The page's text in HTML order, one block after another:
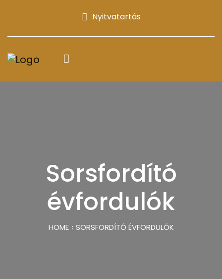
Nyitvatartás
Sorsfordító
évfordulók
HOME SORSFORDÍTÓ ÉVFORDULÓK